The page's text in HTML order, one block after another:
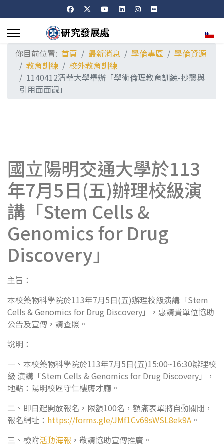
選擇
你目前位置: 首頁 最新消息 學倫專區
學倫資源
教育訓練
校外教育訓練
1140412清華大學舉辦「學術倫理教育訓練-抄襲與
引用面面觀」
國立陽明交通大學於113
年7月5日(五)辦理校級演
講「Stem Cells &
Genomics for Drug
Discovery」
主旨：
本校藥物科學院於113年7月5日(五)辦理校級演講「Stem
Cells & Genomics for Drug Discovery」，惠請貴單位協助
公告及宣傳，請查照。
說明：
一、本校藥物科學院於113年7月5日(五)15:00~16:30辦理校
級 演講「Stem Cells & Genomics for Drug Discovery」，
地點：陽明校區守仁樓膺才廳。
二、即日起開放報名，限額100名，額滿表單將自動關閉，
報名網址： https://forms.gle/JMf1Cv69sWSL8ek9A 。
三、檢附活動海報 ，敬請協助宣傳推廣。